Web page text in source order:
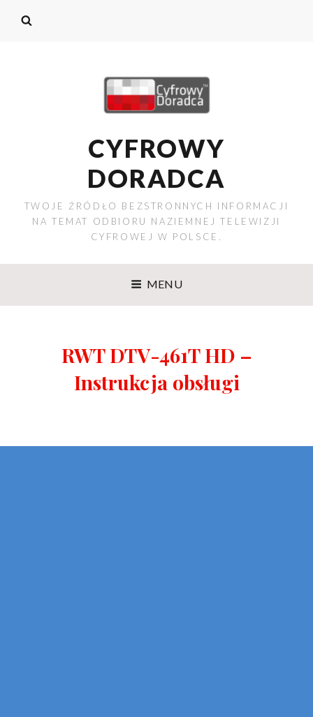
CYFROWY
DORADCA
TWOJE ŹRÓDŁO BEZSTRONNYCH INFORMACJI
NA TEMAT ODBIORU NAZIEMNEJ TELEWIZJI
CYFROWEJ W POLSCE.
MENU
RWT DTV-461T HD –
Instrukcja obsługi